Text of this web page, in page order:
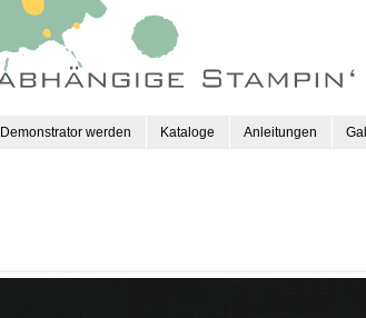
Demonstrator werden Kataloge Anleitungen